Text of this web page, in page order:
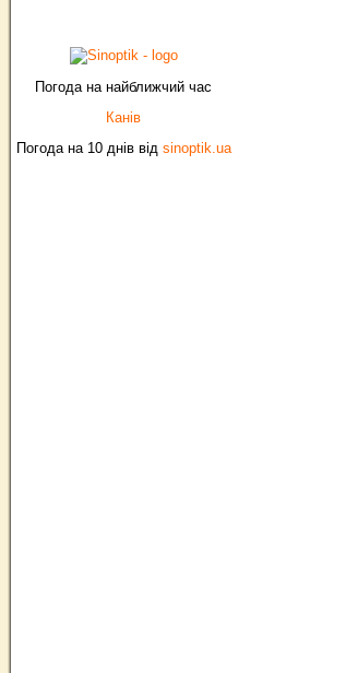
Погода на найближчий час
Канів
Погода на 10 днів від sinoptik.ua